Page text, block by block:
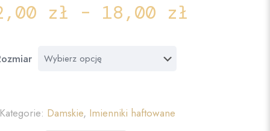
zł – 18,00 zł
Kategorie: Damskie, Imienniki haftowane